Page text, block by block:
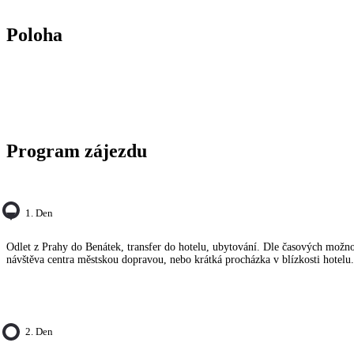
Poloha
Program zájezdu
1. Den
Odlet z Prahy do Benátek, transfer do hotelu, ubytování. Dle časových
návštěva centra městskou dopravou, nebo krátká procházka v blízkosti hotelu.
2. Den